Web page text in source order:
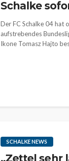
Schalke
Der FC Schalke 04 hat
aufstrebendes
Ikone Tomasz Hajto
SCHALKE NEWS
„Zettel sehr